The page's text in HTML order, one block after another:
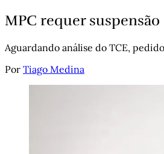
MPC requer
Aguardando análise do TCE,
Por Tiago Medina